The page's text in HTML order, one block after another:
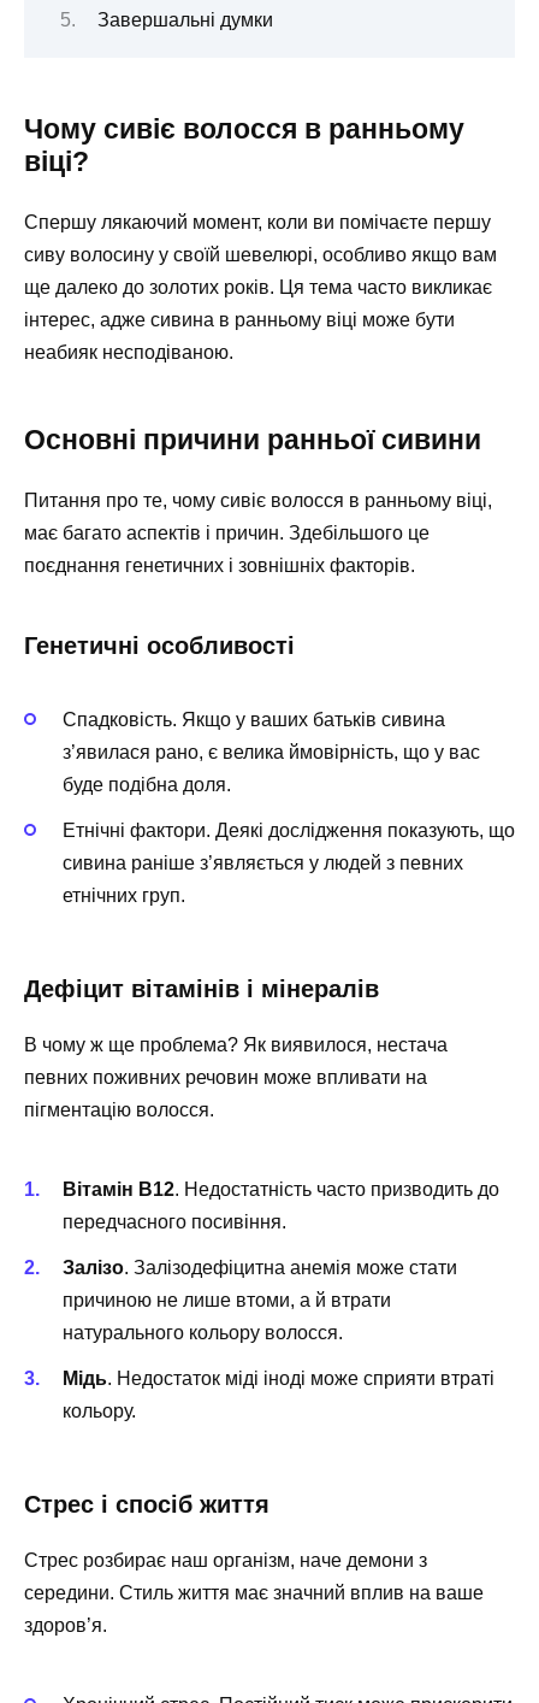
Завершальні думки
Чому сивіє волосся в ранньому
віці?
Спершу лякаючий момент, коли ви помічаєте першу
сиву волосину у своїй шевелюрі, особливо якщо вам
ще далеко до золотих років. Ця тема часто викликає
інтерес, адже сивина в ранньому віці може бути
неабияк несподіваною.
Основні причини ранньої сивини
Питання про те, чому сивіє волосся в ранньому віці,
має багато аспектів і причин. Здебільшого це
поєднання генетичних і зовнішніх факторів.
Генетичні особливості
Спадковість. Якщо у ваших батьків сивина
з’явилася рано, є велика ймовірність, що у вас
буде подібна доля.
Етнічні фактори. Деякі дослідження показують, що
сивина раніше з’являється у людей з певних
етнічних груп.
Дефіцит вітамінів і мінералів
В чому ж ще проблема? Як виявилося, нестача
певних поживних речовин може впливати на
пігментацію волосся.
Вітамін B12. Недостатність часто призводить до
передчасного посивіння.
Залізо. Залізодефіцитна анемія може стати
причиною не лише втоми, а й втрати
натурального кольору волосся.
Мідь. Недостаток міді іноді може сприяти втраті
кольору.
Стрес і спосіб життя
Стрес розбирає наш організм, наче демони з
середини. Стиль життя має значний вплив на ваше
здоров’я.